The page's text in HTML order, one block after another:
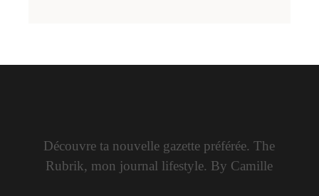
Découvre ta nouvelle gazette préférée. The
Rubrik, mon journal lifestyle. By Camille